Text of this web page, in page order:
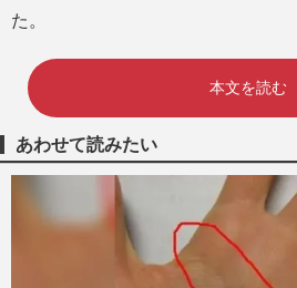
た。
本文を読む
あわせて読みたい